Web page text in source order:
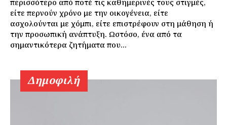
είτε περνούν χρόνο με την οικογένεια, είτε
ασχολούνται με χόμπι, είτε επιστρέφουν στη μάθηση ή
την προσωπική ανάπτυξη. Ωστόσο, ένα από τα
σημαντικότερα ζητήματα που...
Δημοφιλή